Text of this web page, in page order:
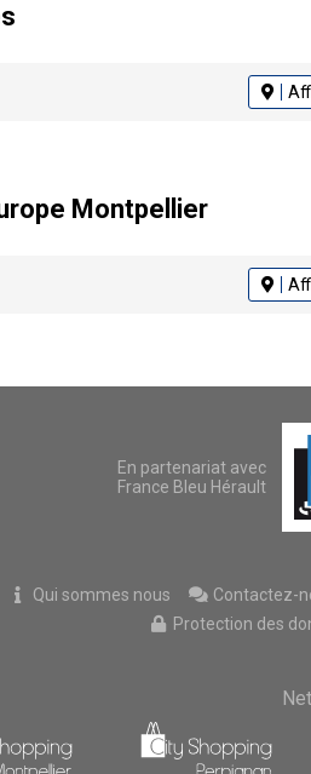
Montpellier
En partenariat avec
France Bleu Hérault
Qui sommes nous Contactez-
Protection des